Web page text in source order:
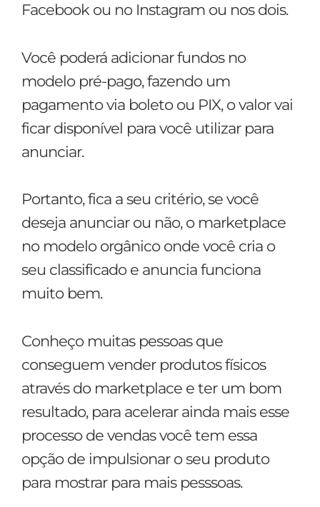
Facebook ou no Instagram ou nos dois.
Você poderá adicionar fundos no
modelo pré-pago, fazendo um
pagamento via boleto ou PIX, o valor vai
ficar disponível para você utilizar para
anunciar.
Portanto, fica a seu critério, se você
deseja anunciar ou não, o marketplace
no modelo orgânico onde você cria o
seu classificado e anuncia funciona
muito bem.
Conheço muitas pessoas que
conseguem vender produtos físicos
através do marketplace e ter um bom
resultado, para acelerar ainda mais esse
processo de vendas você tem essa
opção de impulsionar o seu produto
para mostrar para mais pesssoas.